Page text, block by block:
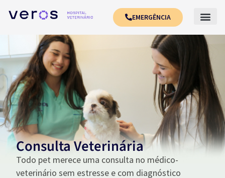
EMERGÊNCIA
Consulta Veterinária
Todo pet merece uma consulta no médico-
veterinário sem estresse e com diagnóstico